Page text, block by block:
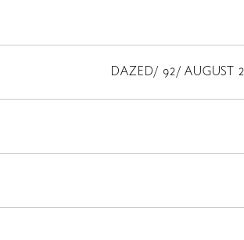
DAZED/ 92/ AUGUST